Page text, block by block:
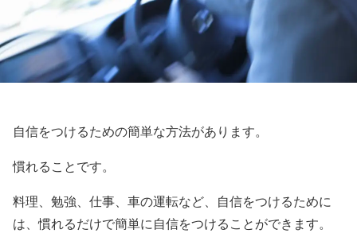
自信をつけるための簡単な方法があります。
慣れることです。
料理、勉強、仕事、車の運転など、自信をつけるために
は、慣れるだけで簡単に自信をつけることができます。